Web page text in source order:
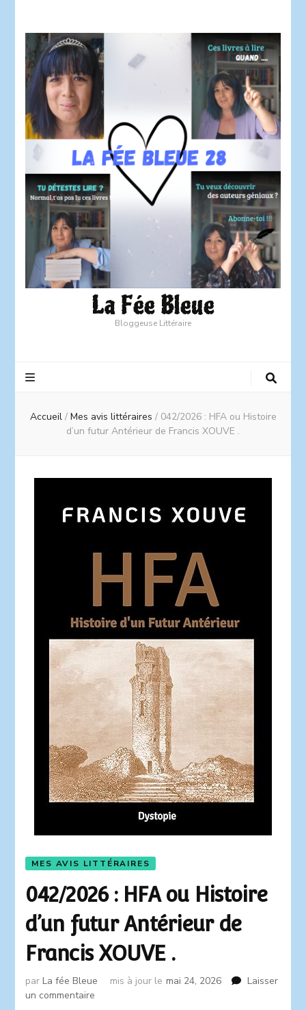
La Fée Bleue
Bloggeuse Littéraire
Accueil / Mes avis littéraires / 042/2026 : HFA ou Histoire
d’un futur Antérieur de Francis XOUVE .
MES AVIS LITTÉRAIRES
042/2026 : HFA ou Histoire
d’un futur Antérieur de
Francis XOUVE .
parLa fée Bleue mis à jour le mai 24, 2026
Laisser
un commentaire